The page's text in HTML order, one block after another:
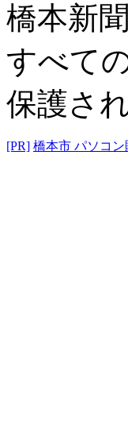
橋本新
すべて
保護さ
[PR] 橋本市 パソコン